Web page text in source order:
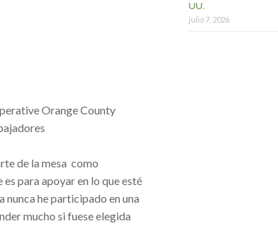
Orange County
de la mesa como
para apoyar en lo que esté
nunca he participado en una
mucho si fuese elegida
UU.
julio 7, 2026